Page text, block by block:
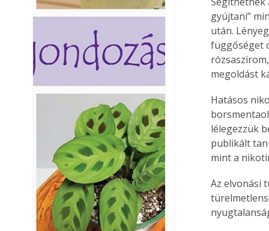
gyújtani”
után.
függőséget
megoldást
Hatásos
lélegezzük
publikált
mint a
Az elvonási